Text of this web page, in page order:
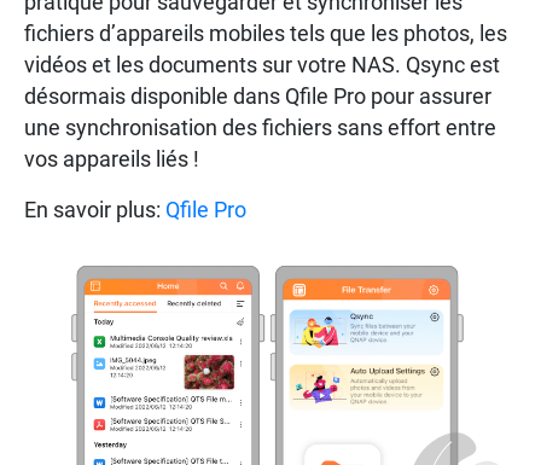
fichiers d’appareils mobiles tels que les photos, les
vidéos et les documents sur votre NAS. Qsync est
désormais disponible dans Qfile Pro pour assurer
une synchronisation des fichiers sans effort entre
vos appareils liés !
En savoir plus: Qfile Pro